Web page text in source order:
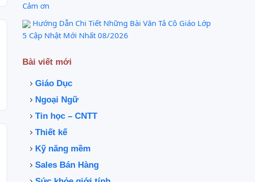
Cảm ơn
Hướng Dẫn Chi Tiết Những Bài Văn Tả Cô Giáo Lớp
5 Cập Nhật Mới Nhất 08/2026
Bài viết mới
Giáo Dục
Ngoại Ngữ
Tin học – CNTT
Thiết kế
Kỹ năng mềm
Sales Bán Hàng